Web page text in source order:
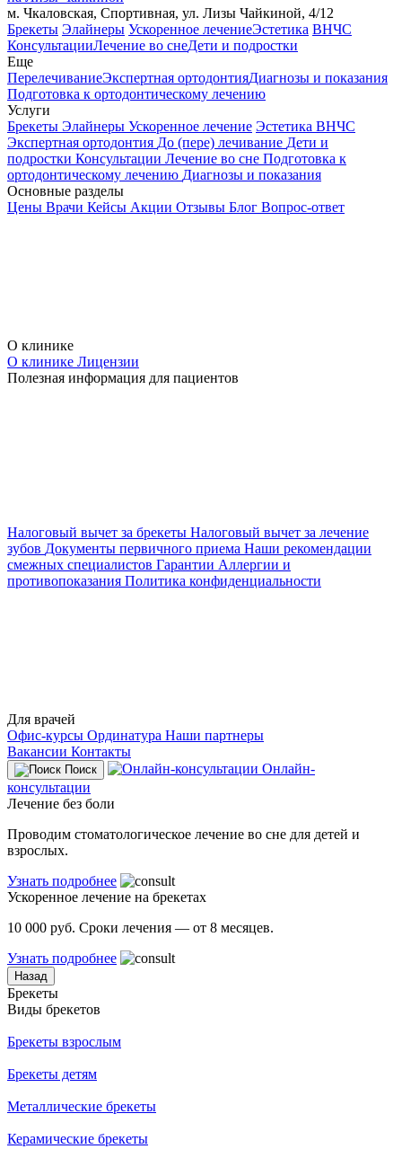
м. Чкаловская, Спортивная, ул. Лизы Чайкиной, 4/12
Брекеты Элайнеры Ускоренное лечениеЭстетика ВНЧС
КонсультацииЛечение во снеДети и подростки
Еще
ПерелечиваниеЭкспертная ортодонтияДиагнозы и показания
Подготовка к ортодонтическому лечению
Услуги
Брекеты Элайнеры Ускоренное лечение Эстетика ВНЧС
Экспертная ортодонтия До (пере) лечивание Дети и
подростки Консультации Лечение во сне Подготовка к
ортодонтическому лечению Диагнозы и показания
Основные разделы
Цены Врачи Кейсы Акции Отзывы Блог Вопрос-ответ
О клинике
О клинике Лицензии
Полезная информация для пациентов
Налоговый вычет за брекеты Налоговый вычет за лечение
зубов Документы первичного приема Наши рекомендации
смежных специалистов Гарантии Аллергии и
противопоказания Политика конфиденциальности
Для врачей
Офис-курсы Ординатура Наши партнеры
Вакансии Контакты
Поиск
Онлайн-
консультации
Лечение без боли
Проводим стоматологическое лечение во сне для детей и
взрослых.
Узнать подробнее
Ускоренное лечение на брекетах
10 000 руб. Сроки лечения — от 8 месяцев.
Узнать подробнее
Назад
Брекеты
Виды брекетов
Брекеты взрослым
Брекеты детям
Металлические брекеты
Керамические брекеты